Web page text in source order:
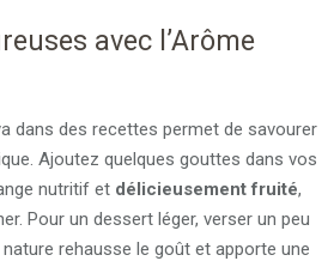
avec l’Arôme
dans des recettes permet de savourer
Ajoutez quelques gouttes dans vos
nutritif et délicieusement fruité,
Pour un dessert léger, verser un peu
rehausse le goût et apporte une